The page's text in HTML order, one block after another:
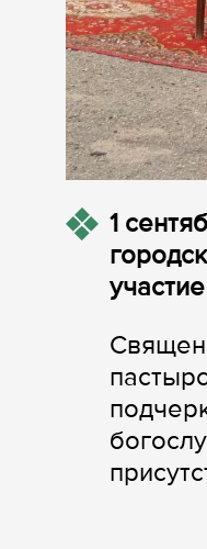
1